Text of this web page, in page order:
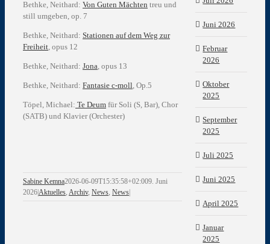
Bethke, Neithard: Von Guten Mächten treu und
still umgeben, op. 7
Bethke, Neithard: Stationen auf dem Weg zur
Freiheit , opus 12
Bethke, Neithard: Jona , opus 13
Bethke, Neithard: Fantasie c-moll , Op.5
Töpel, Michael: Te Deum für Soli (S, Bar), Chor
(SATB) und Klavier (Orchester)
Sabine Kemna2026-06-09T15:35:58+02:009. Juni
2026|Aktuelles Archiv, News News|
Juni 2026
Februar
2026
Oktober
2025
September
2025
Juli 2025
Juni 2025
April 2025
Januar
2025